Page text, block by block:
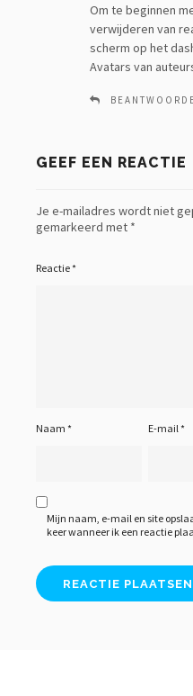
Om te beginnen
verwijderen van
scherm op het
Avatars van
GEEF EEN REACTIE
Je e-mailadres wordt niet
gemarkeerd met *
Reactie*
Naam * E-mail*
Mijn naam, e-mail en site
keer wanneer ik een reactie